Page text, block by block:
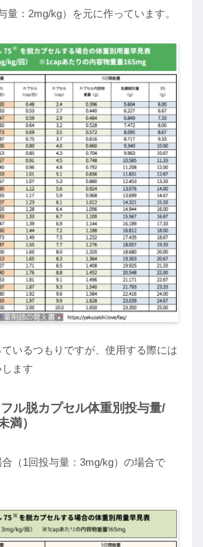
量：2mg/kg）を元に作っています。
いるつもりですが、使用する際には
ます
ル脱カプセル体重別投与量/
満）
（1回投与量：3mg/kg）の場合で